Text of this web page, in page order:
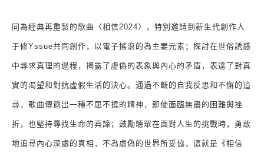
同為經典再重製的歌曲〈相信2024〉，特別邀請到新生代創作人
于修Yssue共同創作，以電子搖滾的為主要元素；探討在世俗誘惑
中尋求真理的過程，揭露了虛偽的表象與內心的矛盾，表達了對真
實的渴望和對抗虛假生活的決心。通過不斷的自我反思和不懈的追
尋，歌曲傳遞出一種不屈不撓的精神，即使面臨無盡的困難與挫
折，也堅持尋找生命的真諦；鼓勵聽眾在面對人生的挑戰時，勇敢
地追尋內心深處的真相，不為虛偽的世界所妥協，這就是《相信